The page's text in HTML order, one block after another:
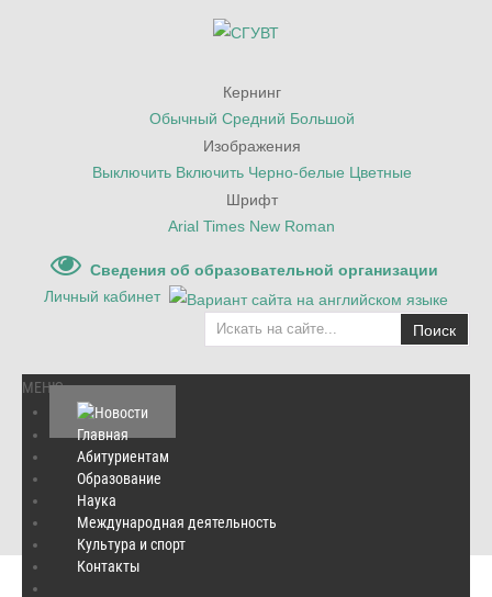
Кернинг
Обычный Средний Большой
Изображения
Выключить Включить Черно-белые Цветные
Шрифт
Arial Times New Roman
Сведения об образовательной организации
Личный кабинет
Поиск
МЕНЮ
Главная
Абитуриентам
Образование
Наука
Международная деятельность
Культура и спорт
Контакты
Главная / Новости
В Москве наградили победителей конкурса «Молодые ученые
транспортной отрасли»